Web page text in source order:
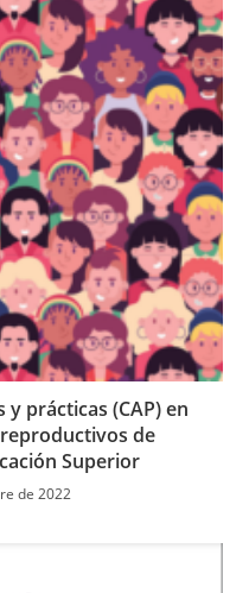
prácticas (CAP) en
de
Superior
de 2022